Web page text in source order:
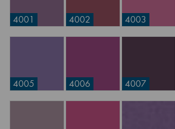
4001 4002 4003
4005 4006 4007